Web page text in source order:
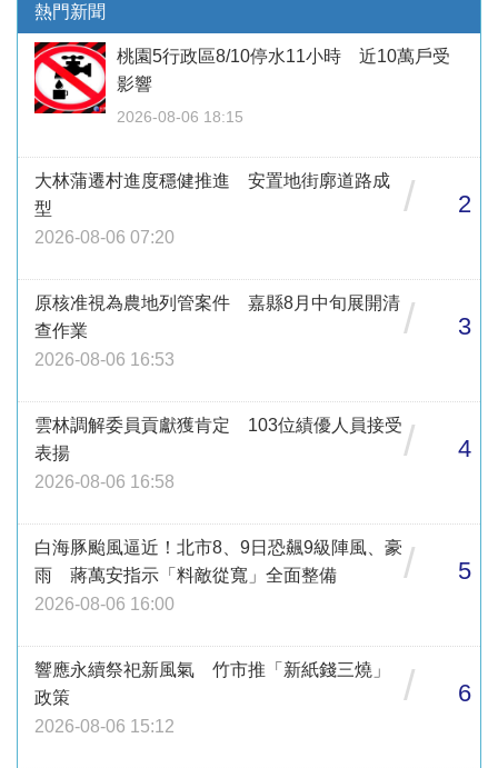
熱門新聞
桃園5行政區8/10停水11小時 近10萬戶受
影響
2026-08-06 18:15
大林蒲遷村進度穩健推進 安置地街廓道路成
型
2026-08-06 07:20
/ 2
原核准視為農地列管案件 嘉縣8月中旬展開清
查作業
2026-08-06 16:53
/ 3
雲林調解委員貢獻獲肯定 103位績優人員接受
表揚
2026-08-06 16:58
/ 4
白海豚颱風逼近！北市8、9日恐飆9級陣風、豪
雨 蔣萬安指示「料敵從寬」全面整備
2026-08-06 16:00
/ 5
響應永續祭祀新風氣 竹市推「新紙錢三燒」
政策
2026-08-06 15:12
/ 6